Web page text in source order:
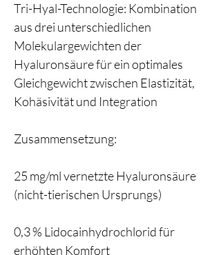
Tri-Hyal-Technologie: Kombination
aus drei unterschiedlichen
Molekulargewichten der
Hyaluronsäure für ein optimales
Gleichgewicht zwischen Elastizität,
Kohäsivität und Integration
Zusammensetzung:
25 mg/ml vernetzte Hyaluronsäure
(nicht-tierischen Ursprungs)
0,3 % Lidocainhydrochlorid für
erhöhten Komfort